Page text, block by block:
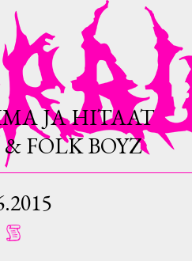
JA HITAAT
FOLK BOYZ